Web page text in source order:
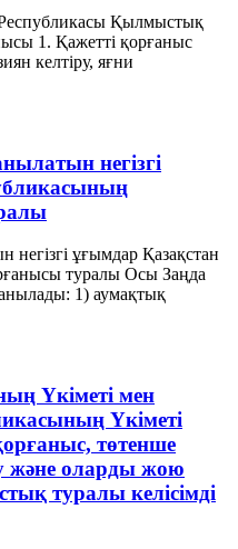
Республикасы Қылмыстық
1. Қажетті қорғаныс
келтіру, яғни
негізгі
ұғымдар Қазақстан
туралы Осы Заңда
1) аумақтық
Үкіметі мен
Үкіметі
төтенше
және оларды жою
туралы келісімді